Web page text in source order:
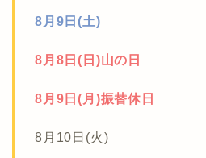
8月9日(土)
8月8日(日)山の日
8月9日(月)振替休日
8月10日(火)